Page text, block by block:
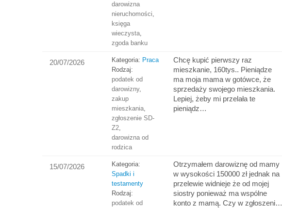
darowizna
nieruchomości,
księga
wieczysta,
zgoda banku
20/07/2026 Kategoria: Praca
Rodzaj:
podatek od
darowizny,
zakup
mieszkania,
zgłoszenie SD-
Z2,
darowizna od
rodzica
Chcę kupić pierwszy raz
mieszkanie, 160tys.. Pieniądze
ma moja mama w gotówce, że
sprzedaży swojego mieszkania.
Lepiej, żeby mi przelała te
pieniądz…
15/07/2026
Kategoria:
Spadki i
testamenty
Rodzaj:
podatek od
Otrzymałem darowiznę od mamy
w wysokości 150000 zł jednak na
przelewie widnieje że od mojej
siostry ponieważ ma wspólne
konto z mamą. Czy w zgłoszeni…